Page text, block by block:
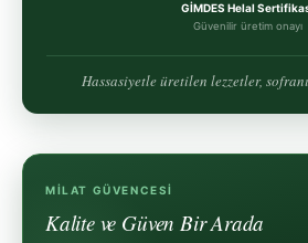
GİMDES Helal
Güvenilir üretim onayı
Hassasiyetle üretilen lezzetler,
MILAT GÜVENCESI
Kalite ve Güven Bir Arada